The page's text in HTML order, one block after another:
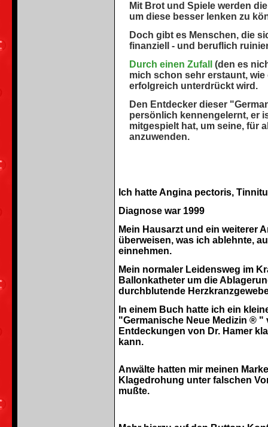
Mit Brot und Spiele werden
um diese besser lenken zu
Doch gibt es Menschen, die
finanziell - und beruflich
Durch einen Zufall
(den es
mich schon sehr erstaunt,
erfolgreich unterdrückt wird.
Den Entdecker dieser
persönlich kennengelernt, er
mitgespielt hat, um seine, für
anzuwenden.
Ich hatte Angina pectoris,
Diagnose war 1999
Mein Hausarzt und ein weiterer
überweisen, was ich ablehnte,
einnehmen.
Mein normaler Leidensweg im
Ballonkatheter um die
durchblutende
In einem Buch hatte ich ein
"Germanische Neue Medizin ® "
Entdeckungen von Dr. Hamer
kann.
Anwälte hatten mir meinen
Klagedrohung unter falschen
mußte.